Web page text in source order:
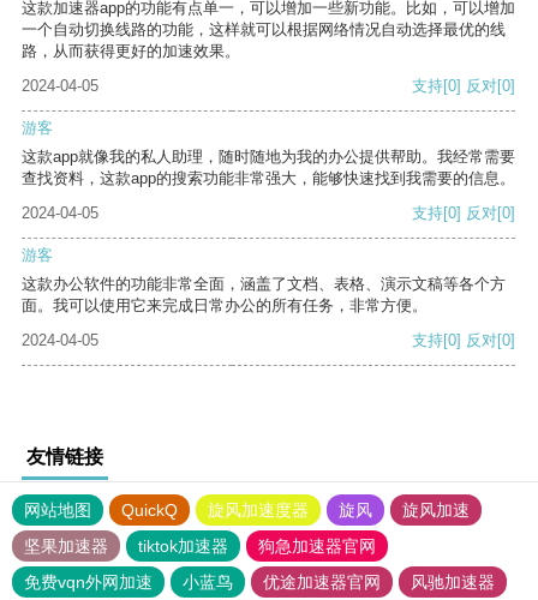
这款加速器app的功能有点单一，可以增加一些新功能。比如，可以增加
一个自动切换线路的功能，这样就可以根据网络情况自动选择最优的线
路，从而获得更好的加速效果。
2024-04-05
支持[0] 反对[0]
游客
这款app就像我的私人助理，随时随地为我的办公提供帮助。我经常需要
查找资料，这款app的搜索功能非常强大，能够快速找到我需要的信息。
2024-04-05
支持[0] 反对[0]
游客
这款办公软件的功能非常全面，涵盖了文档、表格、演示文稿等各个方
面。我可以使用它来完成日常办公的所有任务，非常方便。
2024-04-05
支持[0] 反对[0]
友情链接
网站地图 QuickQ 旋风加速度器 旋风
旋风加速
坚果加速器
tiktok加速器
狗急加速器官网
免费vqn外网加速
小蓝鸟 优途加速器官网
风驰加速器